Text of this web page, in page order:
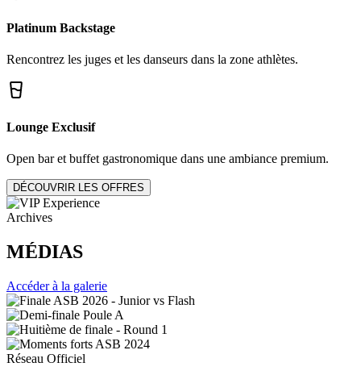
Platinum Backstage
Rencontrez les juges et les danseurs dans la zone athlètes.
Lounge Exclusif
Open bar et buffet gastronomique dans une ambiance premium.
DÉCOUVRIR LES OFFRES
Archives
MÉDIAS
Accéder à la galerie
Réseau Officiel